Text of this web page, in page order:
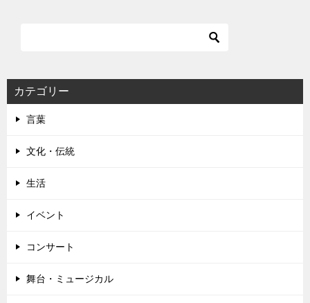
シ
ョ
カテゴリー
言葉
文化・伝統
生活
イベント
コンサート
舞台・ミュージカル